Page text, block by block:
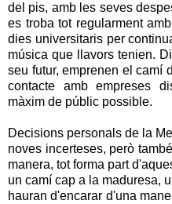
del pis, amb les seves
es troba tot regularment
dies universitaris per
música que llavors tenien.
seu futur, emprenen el camí
contacte amb empreses
màxim de públic possible.
Decisions personals de la
noves incerteses, però
manera, tot forma part
un camí cap a la maduresa,
hauran d'encarar d'una